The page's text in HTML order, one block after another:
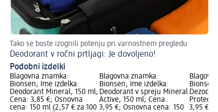
Tako se boste izognili potenju pri varnostnem pregledu
Deodorant v ročni prtljagi: Je dovoljeno!
Podobni izdelki
Blagovna znamka:
Bionsen; Ime izdelka:
Deodorant Mineral, 150 ml;
Cena: 3,85 €; Osnovna
cena: 150 ml (2,57 € za 100
Blagovna znamka:
Bionsen; Ime izdelka:
Deodorant v spreju Mineral
Active, 150 ml; Cena:
3,95 €; Osnovna cena: 150
3,95 €;